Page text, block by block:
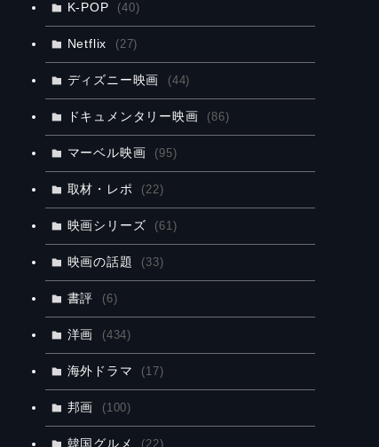
K-POP (40)
Netflix (27)
ディズニー映画 (44)
ドキュメンタリー映画 (86)
マーベル映画 (95)
取材・レポ (22)
映画シリーズ (61)
映画の話題 (33)
書評 (6)
洋画 (434)
海外ドラマ (17)
邦画 (100)
韓国グルメ (22)